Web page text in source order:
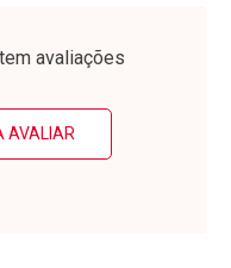
Menos
avaliações
AVALIAR